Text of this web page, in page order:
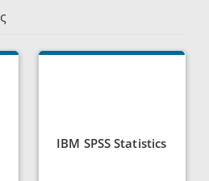
IBM SPSS Statistics